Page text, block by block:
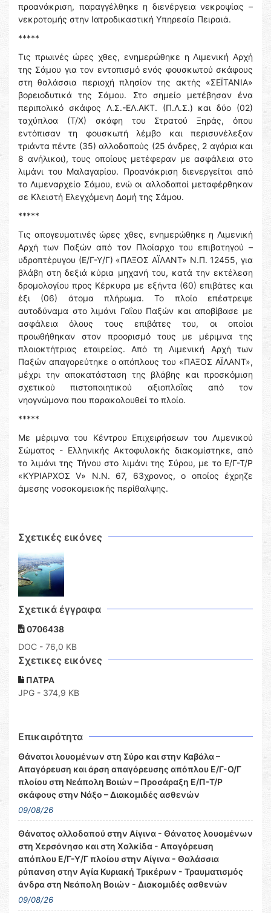
προανάκριση, παραγγέλθηκε η διενέργεια νεκροψίας –
νεκροτομής στην Ιατροδικαστική Υπηρεσία Πειραιά.
*****
Τις πρωινές ώρες χθες, ενημερώθηκε η Λιμενική Αρχή
της Σάμου για τον εντοπισμό ενός φουσκωτού σκάφους
στη θαλάσσια περιοχή πλησίον της ακτής «ΣΕΪΤΑΝΙΑ»
βορειοδυτικά της Σάμου. Στο σημείο μετέβησαν ένα
περιπολικό σκάφος Λ.Σ.-ΕΛ.ΑΚΤ. (Π.Λ.Σ.) και δύο (02)
ταχύπλοα (Τ/Χ) σκάφη του Στρατού Ξηράς, όπου
εντόπισαν τη φουσκωτή λέμβο και περισυνέλεξαν
τριάντα πέντε (35) αλλοδαπούς (25 άνδρες, 2 αγόρια και
8 ανήλικοι), τους οποίους μετέφεραν με ασφάλεια στο
λιμάνι του Μαλαγαρίου. Προανάκριση διενεργείται από
το Λιμεναρχείο Σάμου, ενώ οι αλλοδαποί μεταφέρθηκαν
σε Κλειστή Ελεγχόμενη Δομή της Σάμου.
*****
Τις απογευματινές ώρες χθες, ενημερώθηκε η Λιμενική
Αρχή των Παξών από τον Πλοίαρχο του επιβατηγού –
υδροπτέρυγου (Ε/Γ-Υ/Γ) «ΠΑΞΟΣ ΑΪΛΑΝΤ» Ν.Π. 12455, για
βλάβη στη δεξιά κύρια μηχανή του, κατά την εκτέλεση
δρομολογίου προς Κέρκυρα με εξήντα (60) επιβάτες και
έξι (06) άτομα πλήρωμα. Το πλοίο επέστρεψε
αυτοδύναμα στο λιμάνι Γαΐου Παξών και αποβίβασε με
ασφάλεια όλους τους επιβάτες του, οι οποίοι
προωθήθηκαν στον προορισμό τους με μέριμνα της
πλοιοκτήτριας εταιρείας. Από τη Λιμενική Αρχή των
Παξών απαγορεύτηκε ο απόπλους του «ΠΑΞΟΣ ΑΪΛΑΝΤ»,
μέχρι την αποκατάσταση της βλάβης και προσκόμιση
σχετικού πιστοποιητικού αξιοπλοΐας από τον
νηογνώμονα που παρακολουθεί το πλοίο.
*****
Με μέριμνα του Κέντρου Επιχειρήσεων του Λιμενικού
Σώματος - Ελληνικής Ακτοφυλακής διακομίστηκε, από
το λιμάνι της Τήνου στο λιμάνι της Σύρου, με το Ε/Γ-Τ/Ρ
«ΚΥΡΙΑΡΧΟΣ V» Ν.N. 67, 63χρονος, ο οποίος έχρηζε
άμεσης νοσοκομειακής περίθαλψης.
Σχετικές εικόνες
Σχετικά έγγραφα
0706438
DOC - 76,0 KB
Σχετικες εικόνες
ΠΑΤΡΑ
JPG - 374,9 KB
Επικαιρότητα
Θάνατοι λουομένων στη Σύρο και στην Καβάλα –
Απαγόρευση και άρση απαγόρευσης απόπλου Ε/Γ-Ο/Γ
πλοίου στη Νεάπολη Βοιών – Προσάραξη Ε/Π-Τ/Ρ
σκάφους στην Νάξο – Διακομιδές ασθενών
09/08/26
Θάνατος αλλοδαπού στην Αίγινα - Θάνατος λουομένων
στη Χερσόνησο και στη Χαλκίδα - Απαγόρευση
απόπλου Ε/Γ-Υ/Γ πλοίου στην Αίγινα - Θαλάσσια
ρύπανση στην Αγία Κυριακή Τρικέρων - Τραυματισμός
άνδρα στη Νεάπολη Βοιών - Διακομιδές ασθενών
09/08/26